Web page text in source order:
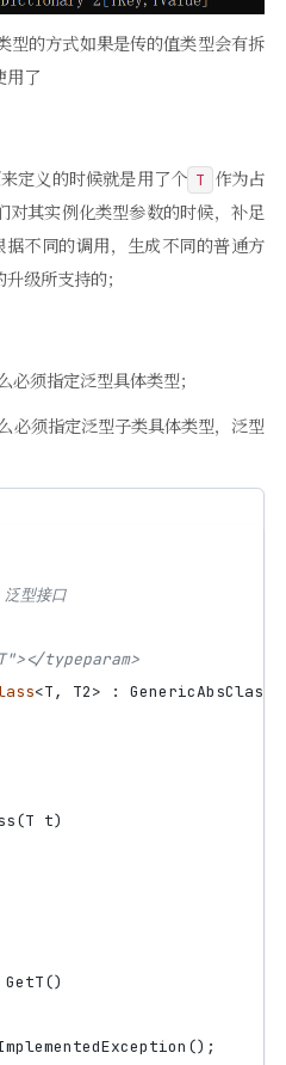
的方式如果是传的值类型会有拆
用了
定义的时候就是用了个 T 作为占
对其实例化类型参数的时候，补足
据不同的调用，生成不同的普通方
级所支持的；
须指定泛型具体类型；
必须指定泛型子类具体类型，泛型
型接口
typeparam>
<T, T2> : GenericAbsClass
(T t)
GetT()
();